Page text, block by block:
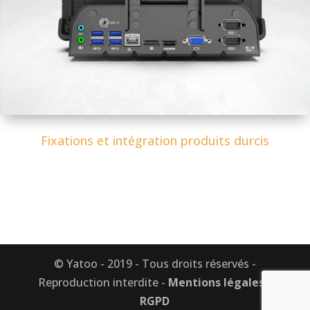
Fixations et intégration produits durcis
© Yatoo - 2019 - Tous droits réservés -
Reproduction interdite - Mentions légales
RGPD